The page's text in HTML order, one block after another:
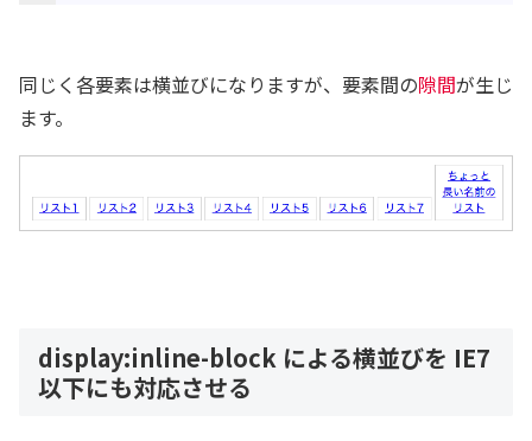
同じく各要素は横並びになりますが、要素間の隙間が生じ
ます。
display:inline-block による横並びを IE7
以下にも対応させる